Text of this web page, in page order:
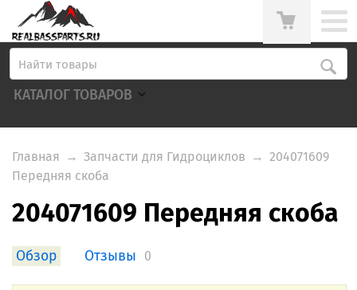
КАТАЛОГ ТОВАРОВ
Главная → Запчасти для Гидроциклов → 204071609
Передняя скоба
204071609 Передняя скоба
Обзор Отзывы 0